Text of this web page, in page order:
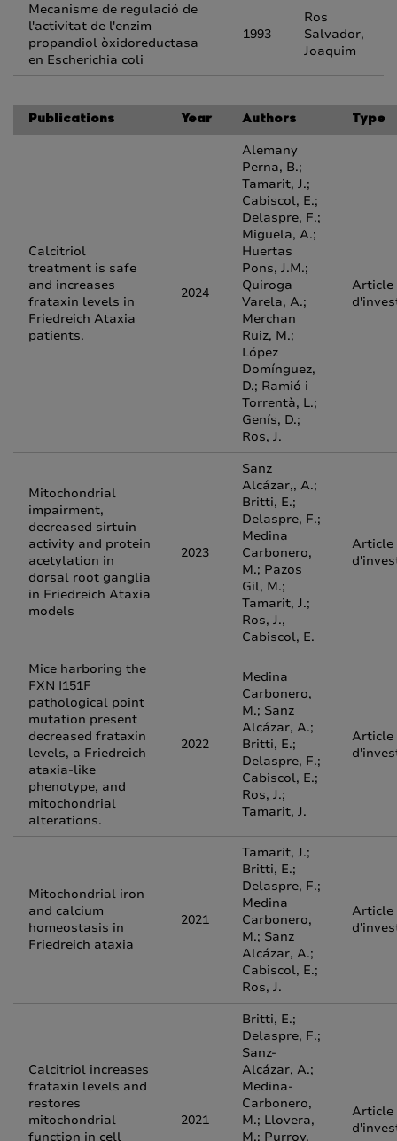
Mecanisme de regulació de
l'activitat de l'enzim
propandiol òxidoreductasa
en Escherichia coli
1993
Ros
Salvador,
Joaquim
Publications Year Authors Type
Calcitriol
treatment is safe
and increases
frataxin levels in
Friedreich Ataxia
patients.
2024
Alemany
Perna, B.;
Tamarit, J.;
Cabiscol, E.;
Delaspre, F.;
Miguela, A.;
Huertas
Pons, J.M.;
Quiroga
Varela, A.;
Merchan
Ruiz, M.;
López
Domínguez,
D.; Ramió i
Torrentà, L.;
Genís, D.;
Ros, J.
Article
Mitochondrial
impairment,
decreased sirtuin
activity and protein
acetylation in
dorsal root ganglia
in Friedreich Ataxia
models
2023
Sanz
Alcázar,, A.;
Britti, E.;
Delaspre, F.;
Medina
Carbonero,
M.; Pazos
Gil, M.;
Tamarit, J.;
Ros, J.,
Cabiscol, E.
Article
Mice harboring the
FXN I151F
pathological point
mutation present
decreased frataxin
levels, a Friedreich
ataxia-like
phenotype, and
mitochondrial
alterations.
2022
Medina
Carbonero,
M.; Sanz
Alcázar, A.;
Britti, E.;
Delaspre, F.;
Cabiscol, E.;
Ros, J.;
Tamarit, J.
Article
Mitochondrial iron
and calcium
homeostasis in
Friedreich ataxia
2021
Tamarit, J.;
Britti, E.;
Delaspre, F.;
Medina
Carbonero,
M.; Sanz
Alcázar, A.;
Cabiscol, E.;
Ros, J.
Article
Calcitriol increases
frataxin levels and
restores
mitochondrial
function in cell
2021
Britti, E.;
Delaspre, F.;
Sanz-
Alcázar, A.;
Medina-
Carbonero,
M.; Llovera,
M.; Purroy,
Article